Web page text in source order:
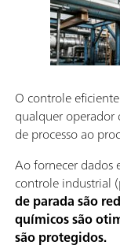
O controle
qualquer operador
de processo ao
Ao fornecer dados
controle industrial
de parada são
químicos são
são protegidos.